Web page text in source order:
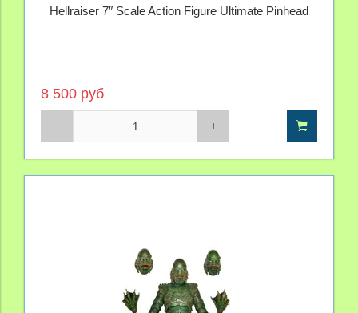
Hellraiser 7″ Scale Action Figure Ultimate Pinhead
8 500 руб